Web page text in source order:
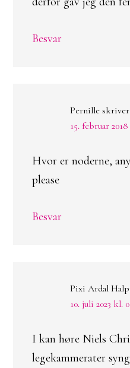
Besvar
Pernille skriver
15. februar 2018
Hvor er noderne,
please
Besvar
Pixi Ardal
10. juli 2023 kl.
I kan høre Niels
legekammerater